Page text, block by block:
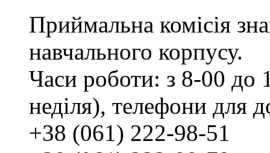
Приймальна комісія
навчального корпусу.
Часи роботи: з 8-00 до
неділя), телефони для
+38 (061) 222-98-51